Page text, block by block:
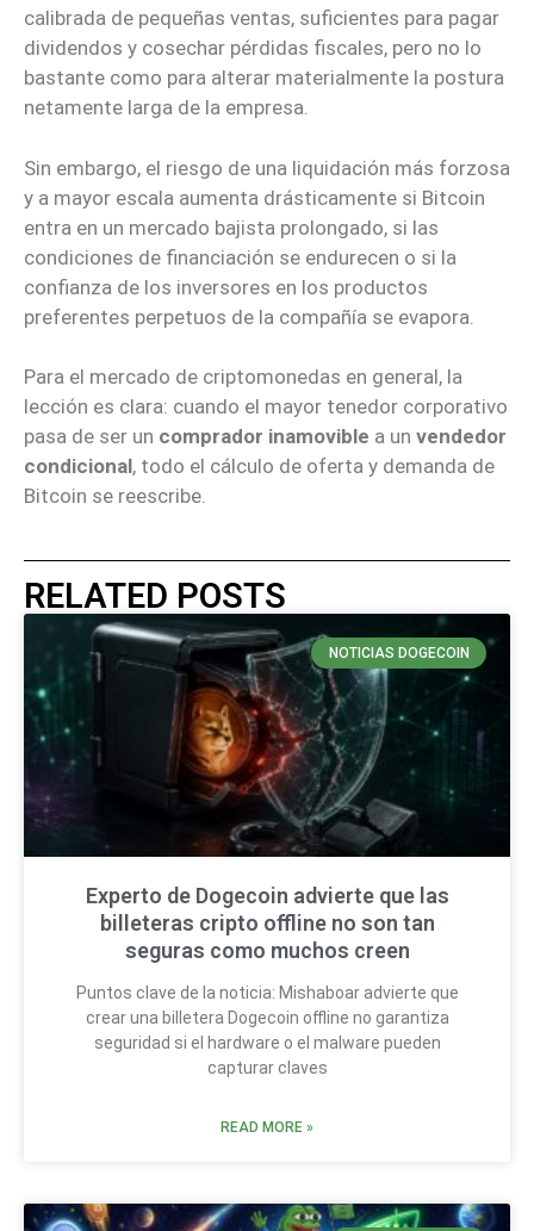
calibrada de pequeñas ventas, suficientes para pagar
dividendos y cosechar pérdidas fiscales, pero no lo
bastante como para alterar materialmente la postura
netamente larga de la empresa.
Sin embargo, el riesgo de una liquidación más forzosa
y a mayor escala aumenta drásticamente si Bitcoin
entra en un mercado bajista prolongado, si las
condiciones de financiación se endurecen o si la
confianza de los inversores en los productos
preferentes perpetuos de la compañía se evapora.
Para el mercado de criptomonedas en general, la
lección es clara: cuando el mayor tenedor corporativo
pasa de ser un comprador inamovible a un vendedor
condicional, todo el cálculo de oferta y demanda de
Bitcoin se reescribe.
RELATED POSTS
NOTICIAS DOGECOIN
Experto de Dogecoin advierte que las
billeteras cripto offline no son tan
seguras como muchos creen
Puntos clave de la noticia: Mishaboar advierte que
crear una billetera Dogecoin offline no garantiza
seguridad si el hardware o el malware pueden
capturar claves
READ MORE »